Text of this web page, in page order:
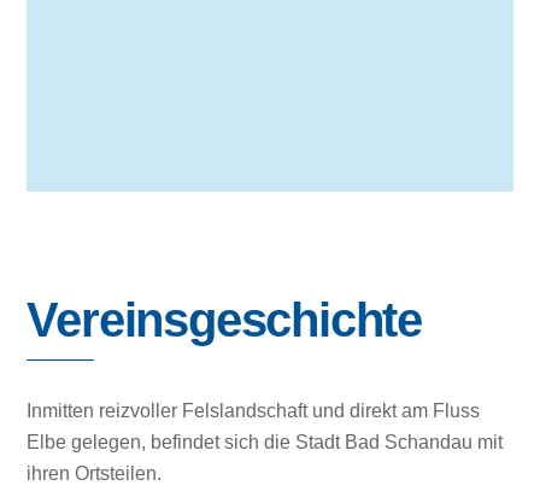
Vereinsgeschichte
Inmitten reizvoller Felslandschaft und direkt am Fluss
Elbe gelegen, befindet sich die Stadt Bad Schandau mit
ihren Ortsteilen.